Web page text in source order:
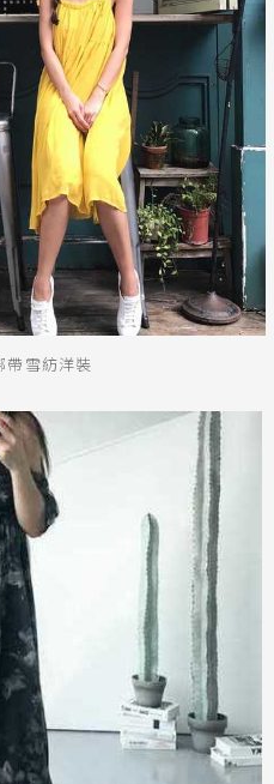
橘 紫
藍 灰 粉紅
格紋
籤
寬鬆
雪紡
背
出
帶雪紡洋裝